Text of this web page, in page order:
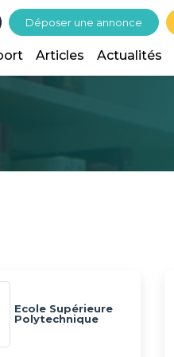
Déposer une annonce
Articles Actualités
Ecole Supérieure
Polytechnique
Internationale